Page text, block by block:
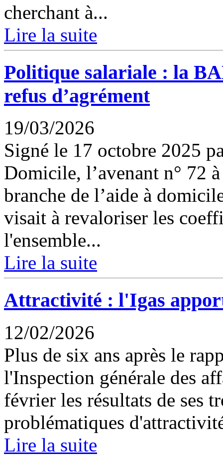
cherchant à...
Lire la suite
Politique salariale : la
refus d’agrément
19/03/2026
Signé le 17 octobre 2025
Domicile, l’avenant n° 72
branche de l’aide à
visait à revaloriser les
l'ensemble...
Lire la suite
Attractivité : l'Igas
12/02/2026
Plus de six ans après le
l'Inspection générale des
février les résultats de ses
problématiques
Lire la suite